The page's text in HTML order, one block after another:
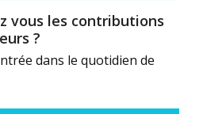
vous les contributions
?
dans le quotidien de